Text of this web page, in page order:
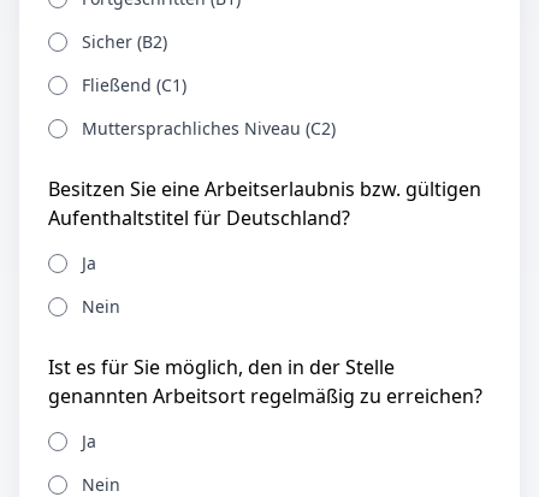
Sicher (B2)
Fließend (C1)
Muttersprachliches Niveau (C2)
Besitzen Sie eine Arbeitserlaubnis bzw. gültigen
Aufenthaltstitel für Deutschland?
Ja
Nein
Ist es für Sie möglich, den in der Stelle
genannten Arbeitsort regelmäßig zu erreichen?
Ja
Nein